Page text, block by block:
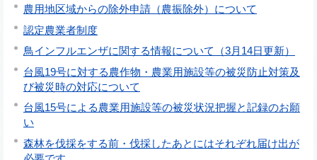
農用地区域からの除外申請（農振除外）について
認定農業者制度
鳥インフルエンザに関する情報について（3月14日更新）
台風19号に対する農作物・農業用施設等の被災防止対策及
び被災時の対応について
台風15号による農業用施設等の被災状況把握と記録のお願
い
森林を伐採をする前・伐採したあとにはそれぞれ届け出が